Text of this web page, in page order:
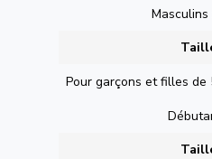
Masculins
Pour garçons et filles de